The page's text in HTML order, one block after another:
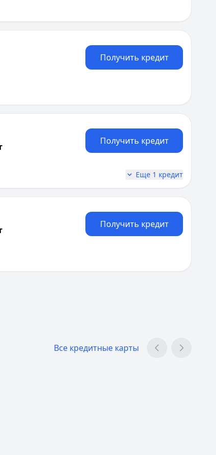
залога. Обслуживание карты
Получить кредит
Получить кредит
Еще 1 кредит
Получить кредит
Все кредитные карты